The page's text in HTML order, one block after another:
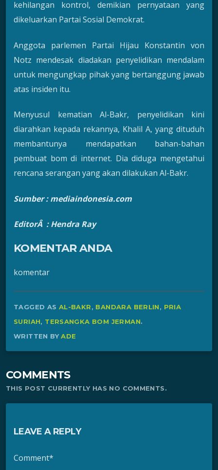
kehilangan kontrol, demikian pernyataan yang
dikeluarkan Partai Sosial Demokrat.
Anggota parlemen Partai Hijau Konstantin von
Notz mendesak diadakan penyelidikan mendalam
untuk mengungkap pihak yang bertanggung jawab
atas insiden itu.
Menyusul kematian Al-Bakr, penyelidikan kini
diarahkan kepada rekannya, Khalil A, yang dituduh
membantunya mendapatkan bahan-bahan
pembuat bom di internet. Dia diduga mengetahui
rencana serangan yang akan dilakukan Al-Bakr.
Sumber : mediaindonesia.com
EditorÂ : Hendra Ray
KOMENTAR ANDA
komentar
TAGGED AS AL-BAKR, BANDARA BERLIN, PRIA
SURIAH, TERSANGKA BOM JERMAN.
WRITTEN BYADE
COMMENTS
THIS POST CURRENTLY HAS NO COMMENTS.
LEAVE A REPLY
Comment*